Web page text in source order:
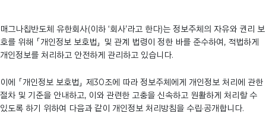
매그나칩반도체 유한회사(이하 ‘회사’라고 한다)는 정보주체의 자유와 권리 보
호를 위해 「개인정보 보호법」 및 관계 법령이 정한 바를 준수하여, 적법하게
개인정보를 처리하고 안전하게 관리하고 있습니다.
이에 「개인정보 보호법」 제30조에 따라 정보주체에게 개인정보 처리에 관한
절차 및 기준을 안내하고, 이와 관련한 고충을 신속하고 원활하게 처리할 수
있도록 하기 위하여 다음과 같이 개인정보 처리방침을 수립·공개합니다.